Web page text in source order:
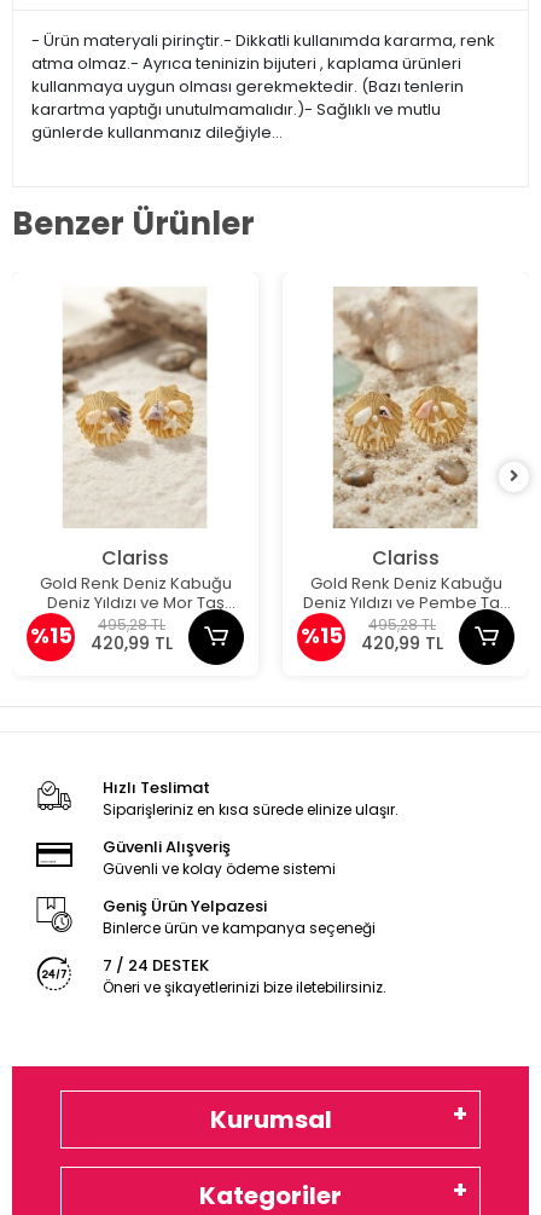
- Ürün materyali pirinçtir.- Dikkatli kullanımda kararma, renk
atma olmaz.- Ayrıca teninizin bijuteri , kaplama ürünleri
kullanmaya uygun olması gerekmektedir. (Bazı tenlerin
karartma yaptığı unutulmamalıdır.)- Sağlıklı ve mutlu
günlerde kullanmanız dileğiyle…
Benzer Ürünler
Clariss
Gold Renk Deniz Kabuğu
Deniz Yıldızı ve Pembe Taş
Detaylı Küpe
%15 495,28 TL
420,99 TL
Clariss
Gold Renk Deniz
Deniz Yıldızı ve Beyaz
Detaylı Küpe
%15 495,28 TL
420,99 TL
Hızlı Teslimat
Siparişleriniz en kısa sürede elinize ulaşır.
Güvenli Alışveriş
Güvenli ve kolay ödeme sistemi
Geniş Ürün Yelpazesi
Binlerce ürün ve kampanya seçeneği
7 / 24 DESTEK
Öneri ve şikayetlerinizi bize iletebilirsiniz.
Kurumsal
Kategoriler